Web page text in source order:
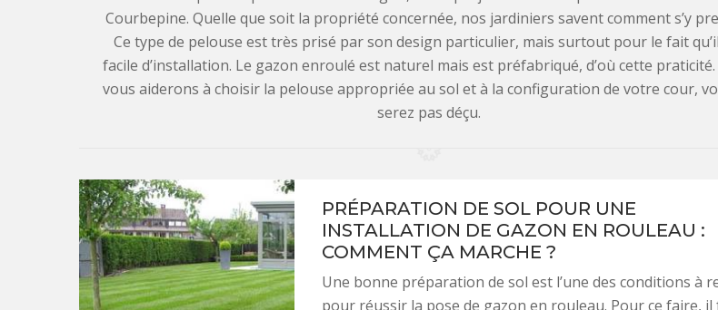
Courbepine. Quelle que soit la propriété concernée, nos jardiniers savent comment s’y
Ce type de pelouse est très prisé par son design particulier, mais surtout pour le fait
facile d’installation. Le gazon enroulé est naturel mais est préfabriqué, d’où cette
vous aiderons à choisir la pelouse appropriée au sol et à la configuration de votre cour,
serez pas déçu.
PRÉPARATION DE SOL POUR UNE
INSTALLATION DE GAZON EN ROULEAU :
COMMENT ÇA MARCHE ?
Une bonne préparation de sol est l’une des conditions à
pour réussir la pose de gazon en rouleau. Pour ce faire, il